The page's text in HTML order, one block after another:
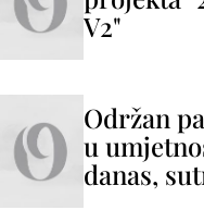
V2"
Održan
u
danas,